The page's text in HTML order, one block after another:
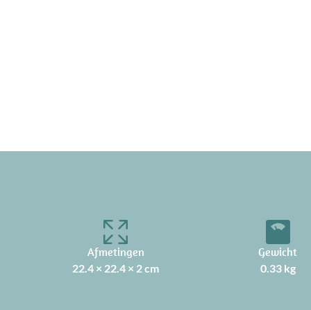
Afmetingen
22.4 × 22.4 × 2 cm
Gewicht
0.33 kg